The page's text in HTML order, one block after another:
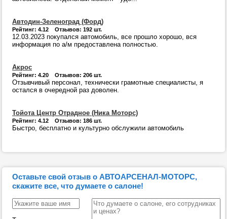
Автодин-Зеленоград (Форд)
Рейтинг: 4.12 Отзывов: 192 шт.
12.03.2023 покупался автомобиль, все прошло хорошо, вся
информация по а/м предоставлена полностью.
Акрос
Рейтинг: 4.20 Отзывов: 206 шт.
Отзывчивый персонал, технически грамотные специалисты, я
остался в очередной раз доволен.
Тойота Центр Отрадное (Ника Моторс)
Рейтинг: 4.12 Отзывов: 186 шт.
Быстро, бесплатно и культурно обслужили автомобиль
Оставьте свой отзыв о АВТОАРСЕНАЛ-МОТОРС,
скажите все, что думаете о салоне!